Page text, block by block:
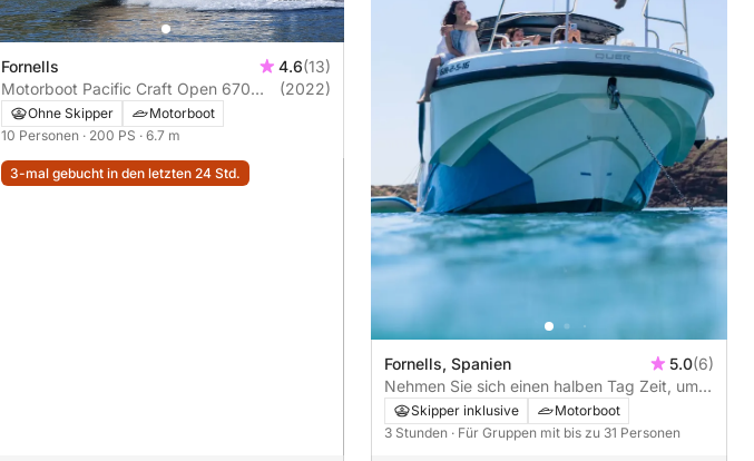
Fornells 4.6(13)
Motorboot Pacific Craft Open 670
200PS
(2022)
Ohne Skipper
Motorboot
10 Personen · 200 PS · 6.7 m
3-mal gebucht in den letzten 24 Std.
Fornells, Spanien 5.0(6)
Nehmen Sie sich einen halben Tag Zeit, um
sich auf einem Motorboot in Fornells,
Menorca, zu entspannen.
Skipper inklusive
Motorboot
3 Stunden · Für Gruppen mit bis zu 31 Personen